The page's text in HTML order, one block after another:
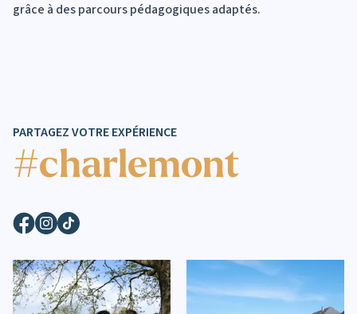
grâce à des parcours pédagogiques adaptés.
PARTAGEZ VOTRE EXPÉRIENCE
#charlemont